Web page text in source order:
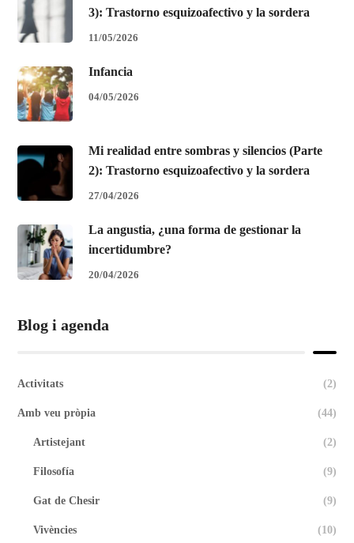
3): Trastorno esquizoafectivo y la sordera
11/05/2026
Infancia
04/05/2026
Mi realidad entre sombras y silencios (Parte
2): Trastorno esquizoafectivo y la sordera
27/04/2026
La angustia, ¿una forma de gestionar la
incertidumbre?
20/04/2026
Blog i agenda
Activitats (2)
Amb veu pròpia (44)
Artistejant (2)
Filosofía (9)
Gat de Chesir (9)
Vivències (10)